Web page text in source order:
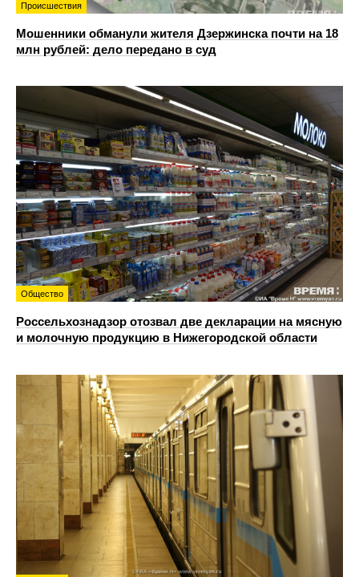
Происшествия
Мошенники обманули жителя Дзержинска почти на 18
млн рублей: дело передано в суд
Общество
Россельхознадзор отозвал две декларации на мясную
и молочную продукцию в Нижегородской области